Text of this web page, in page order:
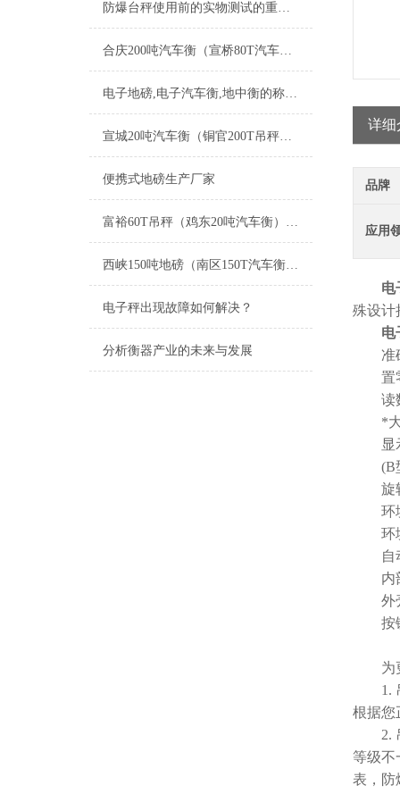
防爆台秤使用前的实物测试的重要性
合庆200吨汽车衡（宣桥80T汽车衡）白鹤移动汽车衡）菊园2T吊秤维修
电子地磅,电子汽车衡,地中衡的称重原理
宣城20吨汽车衡（铜官200T吊秤）潜山轨道衡）埇桥120吨地磅维修
便携式地磅生产厂家
富裕60T吊秤（鸡东20吨汽车衡）桦南30T地磅）城子河便携式地磅维修
西峡150吨地磅（南区150T汽车衡）沂源100T地磅）平桥地磅维修
电子秤出现故障如何解决？
分析衡器产业的未来与发展
详细
品牌
应用
电
殊设计
电
准确
置
读
*大
显示
(B
旋
环
环
自动
内部
外壳
按键
为更
1. 吊
根据您
2. 吊
等级不
表，防